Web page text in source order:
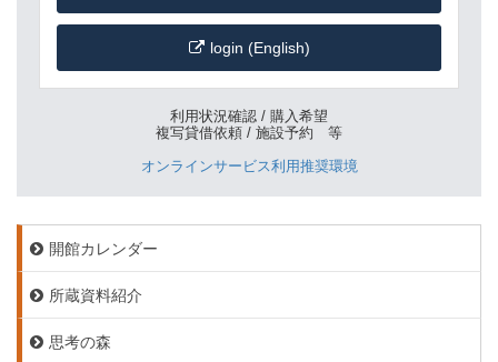
login (English)
利用状況確認 / 購入希望
複写貸借依頼 / 施設予約 等
オンラインサービス利用推奨環境
開館カレンダー
所蔵資料紹介
思考の森